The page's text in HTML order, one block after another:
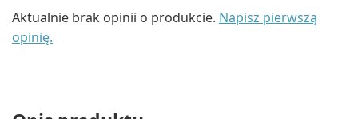
Aktualnie brak opinii o produkcie. Napisz pierwszą
opinię.